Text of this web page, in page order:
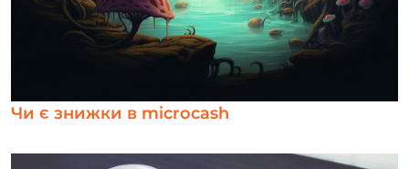
Чи є знижки в microcash